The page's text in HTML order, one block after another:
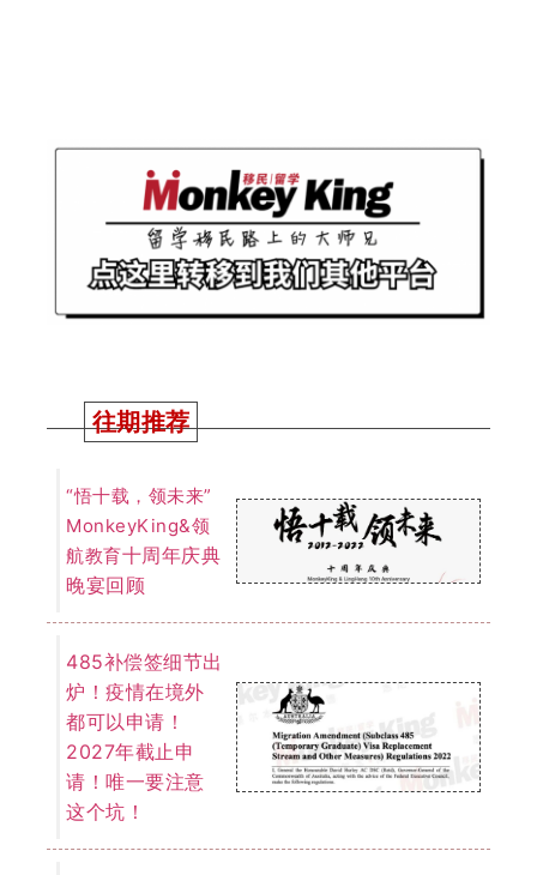
往期推荐
“悟十载，领未来”
MonkeyKing&领
航教育十周年庆典
晚宴回顾
485补偿签细节出
炉！疫情在境外
都可以申请！
2027年截止申
请！唯一要注意
这个坑！